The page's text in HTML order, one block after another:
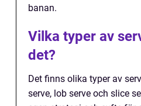
banan.
Vilka typer av
det?
Det finns olika typer av
serve, lob serve och slice